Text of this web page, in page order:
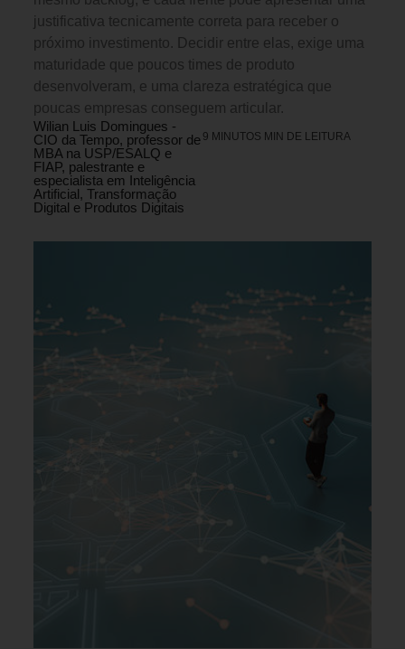
justificativa tecnicamente correta para receber o
próximo investimento. Decidir entre elas, exige uma
maturidade que poucos times de produto
desenvolveram, e uma clareza estratégica que
poucas empresas conseguem articular.
Wilian Luis Domingues -
CIO da Tempo, professor de
MBA na USP/ESALQ e
FIAP, palestrante e
especialista em Inteligência
Artificial, Transformação
Digital e Produtos Digitais
9 MINUTOS MIN DE LEITURA